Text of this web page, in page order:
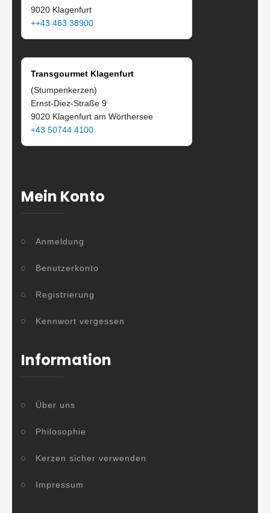
9020 Klagenfurt
++43 463 38900
Transgourmet Klagenfurt
(Stumpenkerzen)
Ernst-Diez-Straße 9
9020 Klagenfurt am Wörthersee
+43 50744 4100
Mein Konto
Anmeldung
Benutzerkonto
Registrierung
Kennwort vergessen
Information
Über uns
Philosophie
Kerzen sicher verwenden
Impressum